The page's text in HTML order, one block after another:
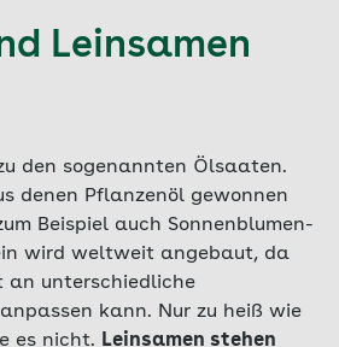
Leinsamen
den sogenannten Ölsaaten.
denen Pflanzenöl gewonnen
Beispiel auch Sonnenblumen-
wird weltweit angebaut, da
an unterschiedliche
kann. Nur zu heiß wie
es nicht. Leinsamen stehen